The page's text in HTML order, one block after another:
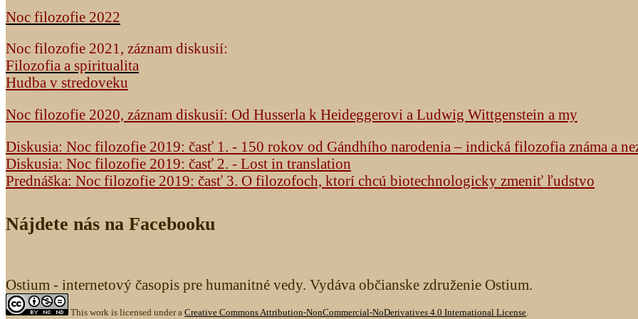
Noc filozofie 2022
Noc filozofie 2021, záznam diskusií:
Filozofia a spiritualita
Hudba v stredoveku
Noc filozofie 2020, záznam diskusií: Od Husserla k Heideggerovi a Ludwig Wittgenstein a my
Diskusia: Noc filozofie 2019: časť 1. - 150 rokov od Gándhího narodenia – indická filozofia známa a
Diskusia: Noc filozofie 2019: časť 2. - Lost in translation
Prednáška: Noc filozofie 2019: časť 3. O filozofoch, ktorí chcú biotechnologicky zmeniť ľudstvo
Nájdete nás na Facebooku
Ostium - internetový časopis pre humanitné vedy. Vydáva občianske združenie Ostium.
This work is licensed under a Creative Commons Attribution-NonCommercial-NoDerivatives 4.0 International License.